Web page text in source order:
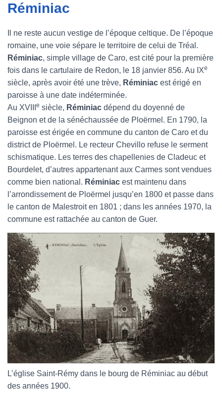
Réminiac
Il ne reste aucun vestige de l’époque celtique. De l’époque
romaine, une voie sépare le territoire de celui de Tréal.
Réminiac, simple village de Caro, est cité pour la première
fois dans le cartulaire de Redon, le 18 janvier 856. Au IXe
siècle, après avoir été une trève, Réminiac est érigé en
paroisse à une date indéterminée.
Au XVIII
e siècle, Réminiac dépend du doyenné de
Beignon et de la sénéchaussée de Ploërmel. En 1790, la
paroisse est érigée en commune du canton de Caro et du
district de Ploërmel. Le recteur Chevillo refuse le serment
schismatique. Les terres des chapellenies de Cladeuc et
Bourdelet, d’autres appartenant aux Carmes sont vendues
comme bien national. Réminiac est maintenu dans
l’arrondissement de Ploërmel jusqu’en 1800 et passe dans
le canton de Malestroit en 1801 ; dans les années 1970, la
commune est rattachée au canton de Guer.
L’église Saint-Rémy dans le bourg de Réminiac au début
des années 1900.